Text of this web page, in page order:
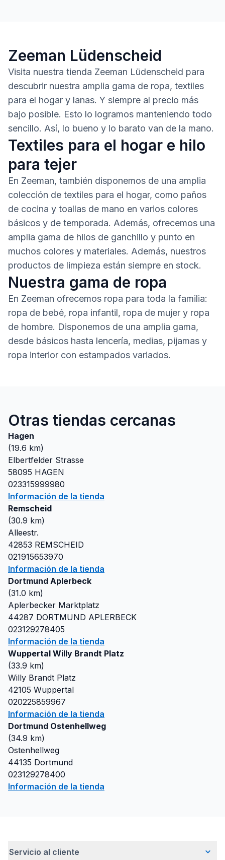
Zeeman Lüdenscheid
Visita nuestra tienda Zeeman Lüdenscheid para
descubrir nuestra amplia gama de ropa, textiles
para el hogar y lanas. Y siempre al precio más
bajo posible. Esto lo logramos manteniendo todo
sencillo. Así, lo bueno y lo barato van de la mano.
Textiles para el hogar e hilo
para tejer
En Zeeman, también disponemos de una amplia
colección de textiles para el hogar, como paños
de cocina y toallas de mano en varios colores
básicos y de temporada. Además, ofrecemos una
amplia gama de hilos de ganchillo y punto en
muchos colores y materiales. Además, nuestros
productos de limpieza están siempre en stock.
Nuestra gama de ropa
En Zeeman ofrecemos ropa para toda la familia:
ropa de bebé, ropa infantil, ropa de mujer y ropa
de hombre. Disponemos de una amplia gama,
desde básicos hasta lencería, medias, pijamas y
ropa interior con estampados variados.
Otras tiendas cercanas
Hagen
(19.6 km)
Elbertfelder Strasse
58095 HAGEN
023315999980
Información de la tienda
Remscheid
(30.9 km)
Alleestr.
42853 REMSCHEID
021915653970
Información de la tienda
Dortmund Aplerbeck
(31.0 km)
Aplerbecker Marktplatz
44287 DORTMUND APLERBECK
023129278405
Información de la tienda
Wuppertal Willy Brandt Platz
(33.9 km)
Willy Brandt Platz
42105 Wuppertal
020225859967
Información de la tienda
Dortmund Ostenhellweg
(34.9 km)
Ostenhellweg
44135 Dortmund
023129278400
Información de la tienda
Servicio al cliente